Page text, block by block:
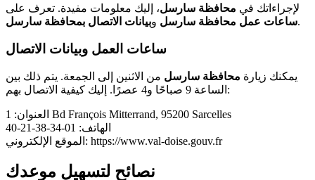
لإجراءاتك في محافظة سارسل، إليك معلومات مفيدة. تعرف على
ساعات عمل محافظة سارسل وبيانات الاتصال بمحافظة سارسل .
ساعات العمل وبيانات الاتصال
يمكنك زيارة محافظة سارسل من الاثنين إلى الجمعة. يتم ذلك بين
الساعة 9 صباحًا و4 عصرًا. إليك كيفية الاتصال بهم:
العنوان: 1 Bd François Mitterrand, 95200 Sarcelles
الهاتف: 01-34-38-21-40
الموقع الإلكتروني: https://www.val-doise.gouv.fr
نصائح لتسهيل موعدك